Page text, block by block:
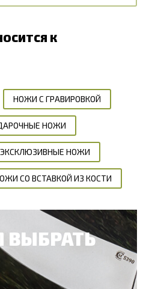
К
НОЖИ С ГРАВИРОВКОЙ
НОЖИ
ЭКСКЛЮЗИВНЫЕ НОЖИ
СО ВСТАВКОЙ ИЗ КОСТИ